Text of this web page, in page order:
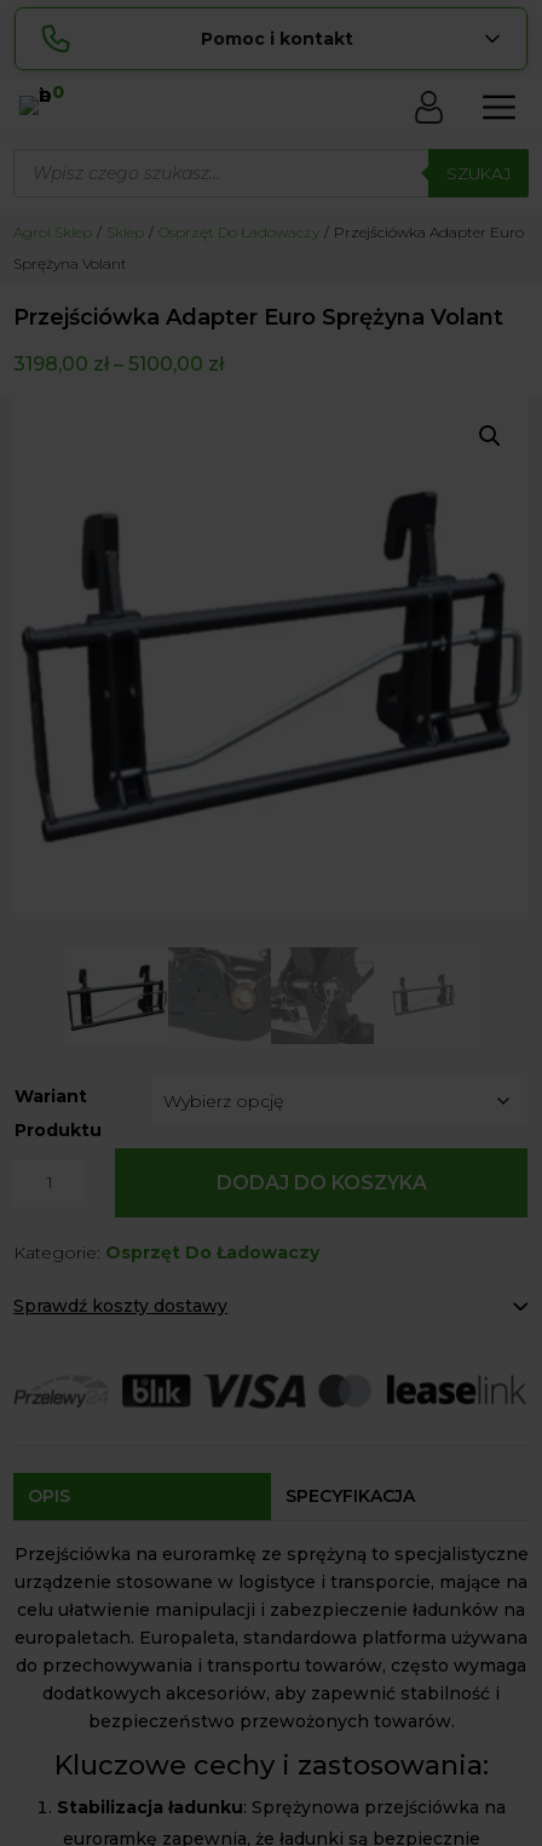
Pomoc i kontakt
Sylwia
pokaż numer
729 856 ... pokaż numer
pokaż e-mail
0
produktów SZUKAJ
Agrol Sklep Sklep Osprzęt Do Ładowaczy
Przejściówka Adapter Euro
Sprężyna Volant
Przejściówka Adapter Euro Sprężyna Volant
3198,00 zł–5100,00 zł
Wariant
Produktu
Euro
Volant
DODAJ DO KOSZYKA
Kategorie: Osprzęt Do Ładowaczy
Sprawdź koszty dostawy
Agrol transport: 200 zł
Agrol transport gabaryty: ustalane indywidualnie
Dostępność form dostawy i ceny uzależniona od produktu.
OPIS SPECYFIKACJA
Przejściówka na euroramkę ze sprężyną to specjalistyczne
urządzenie stosowane w logistyce i transporcie, mające na
celu ułatwienie manipulacji i zabezpieczenie ładunków na
europaletach. Europaleta, standardowa platforma używana
do przechowywania i transportu towarów, często wymaga
dodatkowych akcesoriów, aby zapewnić stabilność i
bezpieczeństwo przewożonych towarów.
Kluczowe cechy i zastosowania:
Stabilizacja ładunku: Sprężynowa przejściówka na
euroramkę zapewnia, że ładunki są bezpiecznie